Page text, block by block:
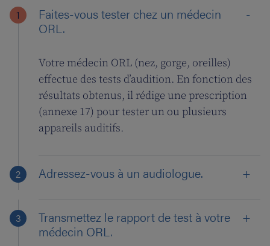
Faites-vous tester chez un médecin
ORL.
Votre médecin ORL (nez, gorge, oreilles)
effectue des tests d’audition. En fonction des
résultats obtenus, il rédige une prescription
(annexe 17) pour tester un ou plusieurs
appareils auditifs.
Adressez-vous à un audiologue.
Transmettez le rapport de test à votre
médecin ORL.